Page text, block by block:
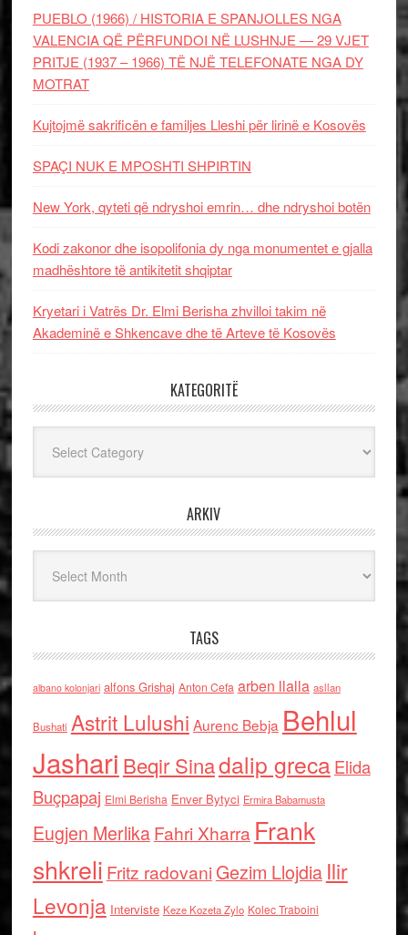
PUEBLO (1966) / HISTORIA E SPANJOLLES NGA
VALENCIA QË PËRFUNDOI NË LUSHNJE — 29 VJET
PRITJE (1937 – 1966) TË NJË TELEFONATE NGA DY
MOTRAT
Kujtojmë sakrificën e familjes Lleshi për lirinë e Kosovës
SPAÇI NUK E MPOSHTI SHPIRTIN
New York, qyteti që ndryshoi emrin… dhe ndryshoi botën
Kodi zakonor dhe isopolifonia dy nga monumentet e gjalla
madhështore të antikitetit shqiptar
Kryetari i Vatrës Dr. Elmi Berisha zhvilloi takim në
Akademinë e Shkencave dhe të Arteve të Kosovës
KATEGORITË
ARKIV
TAGS
albano kolonjari alfons Grishaj Anton Cefa arben llalla asllan
Bushati Astrit Lulushi Aurenc Bebja Behlul
Jashari Beqir Sinadalip grecaElida
Buçpapaj Elmi Berisha Enver Bytyci Ermira Babamusta
Eugjen MerlikaFahri Xharra Frank
shkreli Fritz radovaniGezim Llojdia Ilir
Levonja Interviste Keze Kozeta Zylo Kolec Traboini